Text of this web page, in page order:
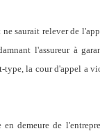
saurait relever de
l'assureur à
type, la cour d'appel a
demeure de